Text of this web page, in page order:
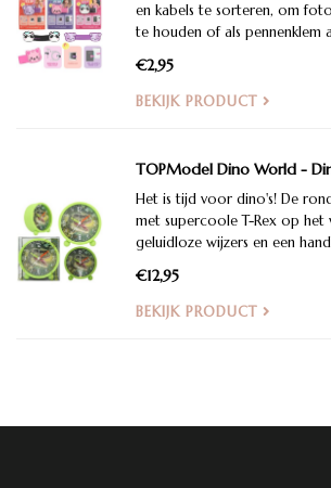
en kabels te sorteren, om
te houden of als pennenklem
€2,95
BEKIJK PRODUCT
TOPModel Dino World -
Het is tijd voor dino's! De
met supercoole T-Rex op het
geluidloze wijzers en een
€12,95
BEKIJK PRODUCT